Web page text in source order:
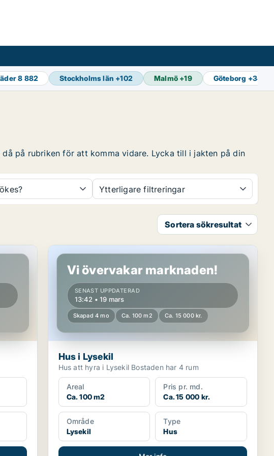
8 882 Stockholms län +102 Malmö +19 Göteborg +34
på rubriken för att komma vidare. Lycka till i jakten på din
Ytterligare filtreringar
Sortera sökresultat
Hus i Lysekil
Vi övervakar marknaden!
SENAST UPPDATERAD
13:42 • 19 mars
Skapad 4 mo Ca. 100 m2 Ca. 15 000 kr.
Hus i Lysekil
Hus att hyra i Lysekil Bostaden har 4 rum
Areal
Ca. 100 m2
Pris pr. md.
Ca. 15 000 kr.
Område
Lysekil
Type
Hus